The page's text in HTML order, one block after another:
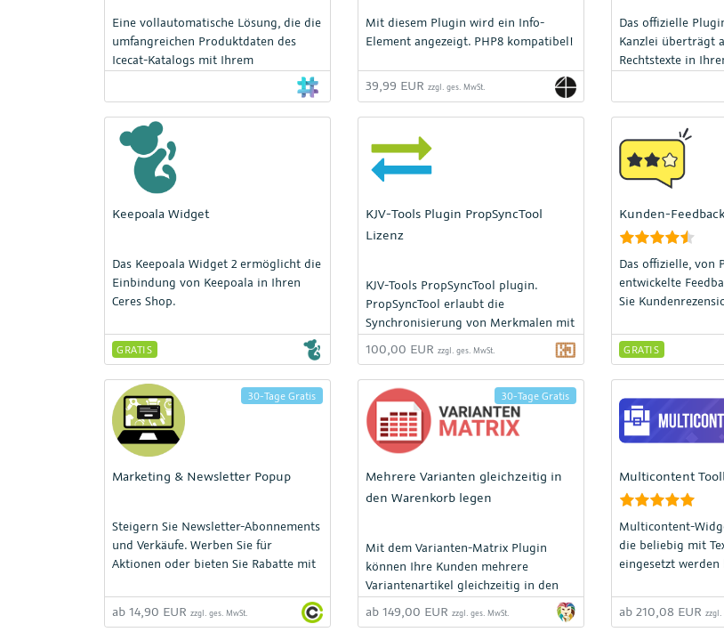
Eine vollautomatische Lösung, die die
umfangreichen Produktdaten des
Icecat-Katalogs mit Ihrem
Mit diesem Plugin wird ein Info-
Element angezeigt. PHP8 kompatibel!
39,99 EUR zzgl. ges. MwSt.
Das offizielle
Kanzlei überträgt
Rechtstexte in
Shop und hält
Keepoala Widget
Das Keepoala Widget 2 ermöglicht die
Einbindung von Keepoala in Ihren
Ceres Shop.
GRATIS
KJV-Tools Plugin PropSyncTool
Lizenz
KJV-Tools PropSyncTool plugin.
PropSyncTool erlaubt die
Synchronisierung von Merkmalen mit
100,00 EUR zzgl. ges. MwSt.
Kunden-Feedback
Das offizielle, von
entwickelte
Sie
GRATIS
30-Tage Gratis
Marketing & Newsletter Popup
Steigern Sie Newsletter-Abonnements
und Verkäufe. Werben Sie für
Aktionen oder bieten Sie Rabatte mit
Besucher zu Kunden macht.
ab 14,90 EUR zzgl. ges. MwSt.
30-Tage Gratis
Mehrere Varianten gleichzeitig in
den Warenkorb legen
Mit dem Varianten-Matrix Plugin
können Ihre Kunden mehrere
Variantenartikel gleichzeitig in den
Warenkorb legen. Besonders Ihre
Großhandelskunden können damit
ab 149,00 EUR zzgl. ges. MwSt.
Multicontent
Multicontent-
die beliebig mit
eingesetzt werden
ab 210,08 EUR zzgl.